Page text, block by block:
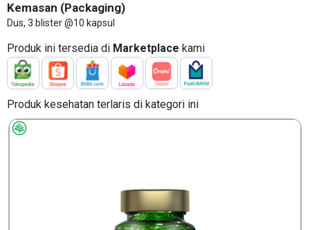
Kemasan (Packaging)
Dus, 3 blister @10 kapsul
Produk ini tersedia di Marketplace kami
Produk kesehatan terlaris di kategori ini